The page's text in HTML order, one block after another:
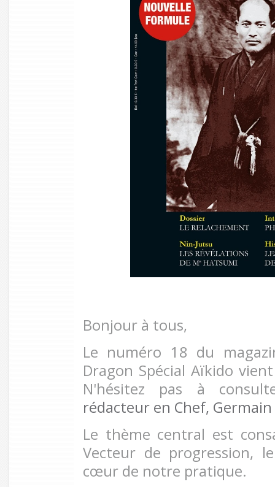
Bonjour à tous,
Le numéro 18 du
Dragon Spécial Aïkido
N'hésitez pas à
rédacteur en Chef,
Le thème central est
Vecteur de progression,
cœur de notre pratique.